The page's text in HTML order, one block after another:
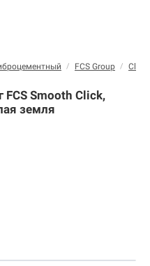
/ FCS Group / Click
Smooth Click,
земля